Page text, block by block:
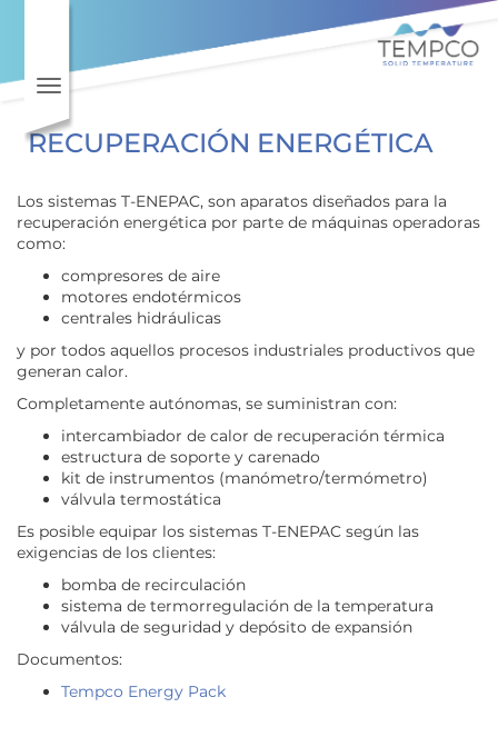
Toggle navigation
RECUPERACIÓN ENERGÉTICA
Los sistemas T-ENEPAC, son aparatos diseñados para la
recuperación energética por parte de máquinas operadoras
como:
compresores de aire
motores endotérmicos
centrales hidráulicas
y por todos aquellos procesos industriales productivos que
generan calor.
Completamente autónomas, se suministran con:
intercambiador de calor de recuperación térmica
estructura de soporte y carenado
kit de instrumentos (manómetro/termómetro)
válvula termostática
Es posible equipar los sistemas T-ENEPAC según las
exigencias de los clientes:
bomba de recirculación
sistema de termorregulación de la temperatura
válvula de seguridad y depósito de expansión
Documentos:
Tempco Energy Pack